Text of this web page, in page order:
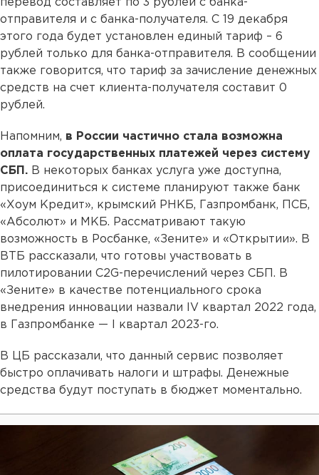
перевод составляет по 3 рублей с банка-
отправителя и с банка-получателя. С 19 декабря
этого года будет установлен единый тариф – 6
рублей только для банка-отправителя. В сообщении
также говорится, что тариф за зачисление денежных
средств на счет клиента-получателя составит 0
рублей.
Напомним, в России частично стала возможна
оплата государственных платежей через систему
СБП. В некоторых банках услуга уже доступна,
присоединиться к системе планируют также банк
«Хоум Кредит», крымский РНКБ, Газпромбанк, ПСБ,
«Абсолют» и МКБ. Рассматривают такую
возможность в Росбанке, «Зените» и «Открытии». В
ВТБ рассказали, что готовы участвовать в
пилотировании C2G-перечислений через СБП. В
«Зените» в качестве потенциального срока
внедрения инновации назвали IV квартал 2022 года,
в Газпромбанке — I квартал 2023-го.
В ЦБ рассказали, что данный сервис позволяет
быстро оплачивать налоги и штрафы. Денежные
средства будут поступать в бюджет моментально.